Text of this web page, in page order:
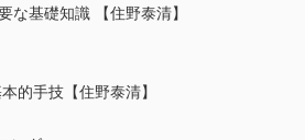
基礎知識 【住野泰清】
的手技【住野泰清】